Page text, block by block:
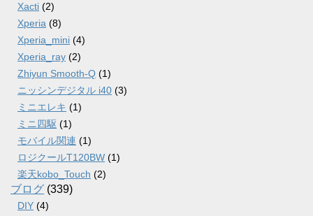
Xacti (2)
Xperia (8)
Xperia_mini (4)
Xperia_ray (2)
Zhiyun Smooth-Q (1)
ニッシンデジタル i40 (3)
ミニエレキ (1)
ミニ四駆 (1)
モバイル関連 (1)
ロジクールT120BW (1)
楽天kobo_Touch (2)
ブログ (339)
DIY (4)